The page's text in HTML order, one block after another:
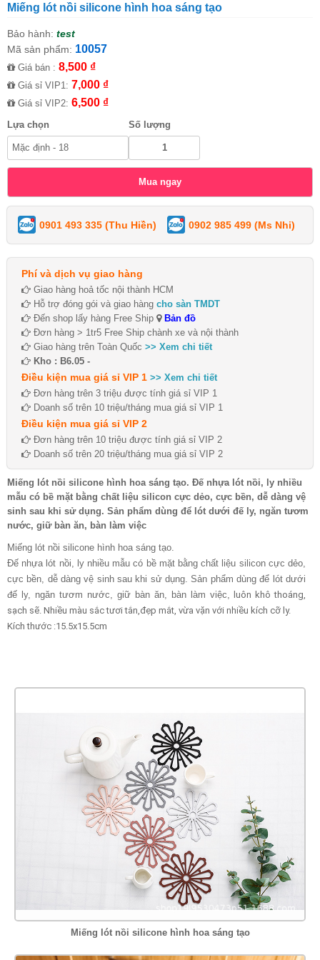
Miếng lót nồi silicone hình hoa sáng tạo
Bảo hành: test
Mã sản phẩm: 10057
Giá bán : 8,500 ₫
Giá sỉ VIP1: 7,000 ₫
Giá sỉ VIP2: 6,500 ₫
Lựa chọn Số lượng
0901 493 335 (Thu Hiền) 0902 985 499 (Ms Nhi)
Phí và dịch vụ giao hàng
Giao hàng hoả tốc nội thành HCM
Hỗ trợ đóng gói và giao hàng cho sàn TMDT
Đến shop lấy hàng Free Ship
Bản đồ
Đơn hàng > 1tr5 Free Ship chành xe và nội thành
Giao hàng trên Toàn Quốc >> Xem chi tiết
Kho : B6.05 -
Điều kiện mua giá sỉ VIP 1 >> Xem chi tiết
Đơn hàng trên 3 triệu được tính giá sỉ VIP 1
Doanh số trên 10 triệu/tháng mua giá sỉ VIP 1
Điều kiện mua giá sỉ VIP 2
Đơn hàng trên 10 triệu được tính giá sỉ VIP 2
Doanh số trên 20 triệu/tháng mua giá sỉ VIP 2
Miếng lót nồi silicone hình hoa sáng tạo. Đế nhựa lót nồi, ly nhiều
mẫu có bề mặt bằng chất liệu silicon cực dẻo, cực bền, dễ dàng vệ
sinh sau khi sử dụng. Sản phẩm dùng để lót dưới đế ly, ngăn tươm
nước, giữ bàn ăn, bàn làm việc
Miếng lót nồi silicone hình hoa sáng tạo.
Đế nhựa lót nồi, ly nhiều mẫu có bề mặt bằng chất liệu silicon cực dẻo,
cực bền, dễ dàng vệ sinh sau khi sử dụng. Sản phẩm dùng để lót dưới
đế ly, ngăn tươm nước, giữ bàn ăn, bàn làm việc,
luôn khô thoáng,
sạch sẽ. Nhiều màu sắc tươi tắn,đẹp mắt, vừa vặn với nhiều kích cỡ ly.
Kích thước :15.5x15.5cm
Miếng lót nồi silicone hình hoa sáng tạo